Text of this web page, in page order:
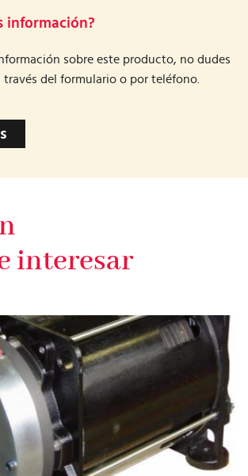
información?
sobre este producto, no dudes
del formulario o por teléfono.
interesar
Más información